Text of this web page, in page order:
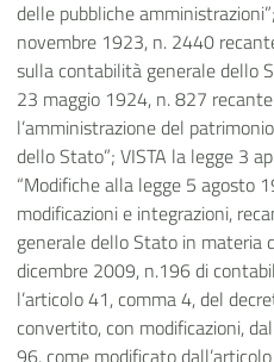
delle pubbliche
novembre 1923, n. 2440
sulla contabilità generale dello
23 maggio 1924, n. 827
l’amministrazione del
dello Stato”; VISTA la legge 3
“Modifiche alla legge 5 agosto
modificazioni e integrazioni,
generale dello Stato in materia
dicembre 2009, n.196 di
l’articolo 41, comma 4, del
convertito, con modificazioni,
96, come modificato